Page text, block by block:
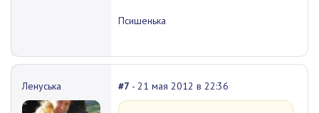
Псишенька
Ленуська #7 - 21 мая 2012 в 22:36